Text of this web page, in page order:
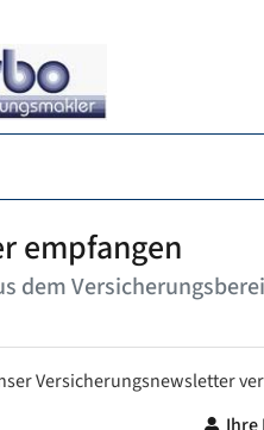
empfangen
dem
Versicherungsnewsletter